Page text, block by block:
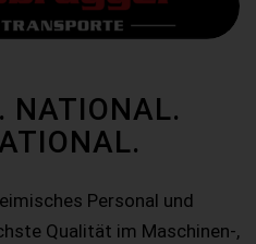
NATIONAL.
Personal und
Qualität im Maschinen-,